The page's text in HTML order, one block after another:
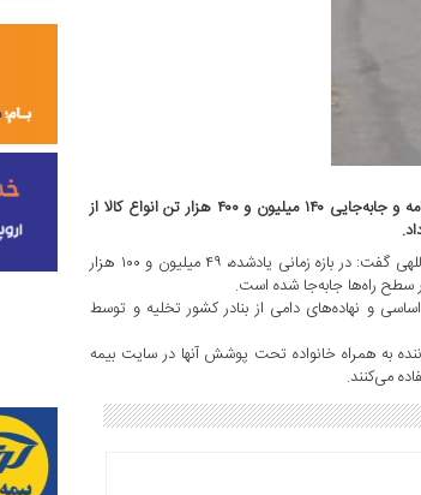
مدیرکل دفتر حمل‌ونقل کالای سازمان راهداری و حمل‌ونقل جاده‌ای از صدور ۹ میلیون بارنامه و جابه‌جایی ۱۴۰ میلیون و ۴۰۰ هزار تن انواع کالا از
از روابط‌عمومی سازمان راهداری و حمل‌ونقل جاده‌ای، مهرداد حمداللهی گفت: در بازه زمانی یادشده، ۴۹ میلیون و ۱۰۰ هزار
پنج میلیون و ۵۰۰ هزار تُن انواع کالای اساسی و نهاده‌های دامی از بنادر کشور تخلیه و توسط
بیان کرد: در حال حاضر، بیش از یک میلیون ۳۵۸ هزار نفر راننده به همراه خانواده تحت پوشش آنها در سایت بیمه
می‌کنند.